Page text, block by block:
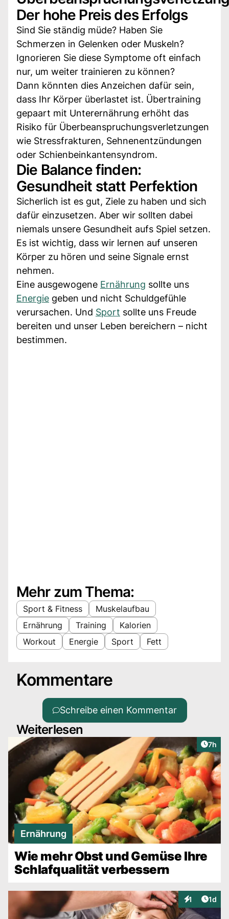
Der hohe Preis des Erfolgs
Sind Sie ständig müde? Haben Sie
Schmerzen in Gelenken oder Muskeln?
Ignorieren Sie diese Symptome oft einfach
nur, um weiter trainieren zu können?
Dann könnten dies Anzeichen dafür sein,
dass Ihr Körper überlastet ist. Übertraining
gepaart mit Unterernährung erhöht das
Risiko für Überbeanspruchungsverletzungen
wie Stressfrakturen, Sehnenentzündungen
oder Schienbeinkantensyndrom.
Die Balance finden:
Gesundheit statt Perfektion
Sicherlich ist es gut, Ziele zu haben und sich
dafür einzusetzen. Aber wir sollten dabei
niemals unsere Gesundheit aufs Spiel setzen.
Es ist wichtig, dass wir lernen auf unseren
Körper zu hören und seine Signale ernst
nehmen.
Eine ausgewogene Ernährung sollte uns
Energie geben und nicht Schuldgefühle
verursachen. Und Sport sollte uns Freude
bereiten und unser Leben bereichern – nicht
bestimmen.
Mehr zum Thema:
Sport & Fitness
Muskelaufbau
Ernährung
Training
Kalorien
Workout
Energie Sport Fett
Kommentare
Schreibe einen Kommentar
Weiterlesen
7h
Ernährung
Wie mehr Obst und Gemüse Ihre
Schlafqualität verbessern
1
Interaktionen
1d